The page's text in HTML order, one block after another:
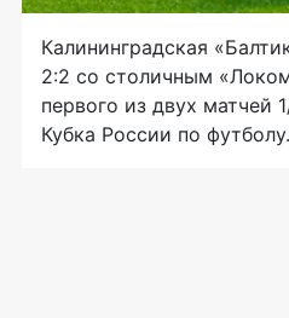
Калининградская
2:2 со столичным
первого из двух матчей
Кубка России по футболу.